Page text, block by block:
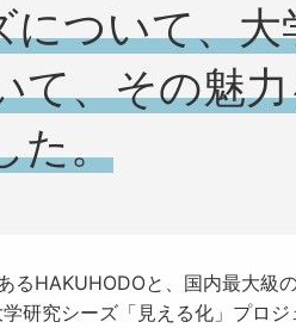
について、大
て、その魅
た。
HAKUHODOと、国内最大級
研究シーズ「見える化」プロ